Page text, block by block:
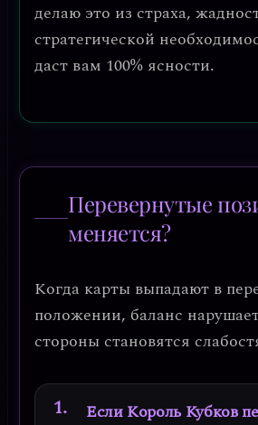
делаю это из страха,
стратегической
даст вам 100% ясности.
Перевернутые
меняется?
Когда карты выпадают в
положении, баланс
стороны становятся
Если Король Кубков